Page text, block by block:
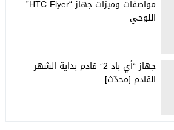
مواصفات وميزات جهاز “HTC Flyer”
اللوحي
جهاز “أي باد 2” قادم بداية الشهر
القادم [محدّث]